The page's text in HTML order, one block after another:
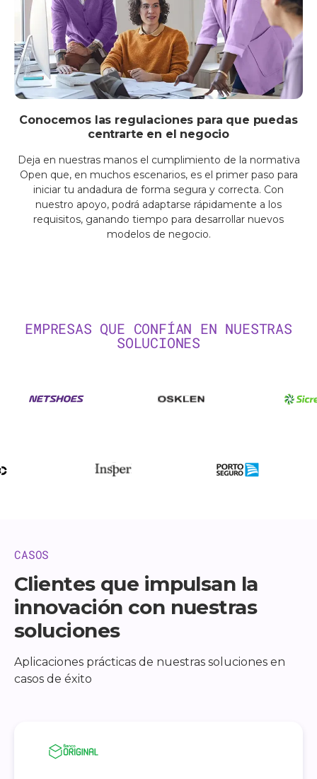
Conocemos las regulaciones para que puedas
centrarte en el negocio
Deja en nuestras manos el cumplimiento de la normativa
Open que, en muchos escenarios, es el primer paso para
iniciar tu andadura de forma segura y correcta. Con
nuestro apoyo, podrá adaptarse rápidamente a los
requisitos, ganando tiempo para desarrollar nuevos
modelos de negocio.
EMPRESAS QUE CONFÍAN EN NUESTRAS
SOLUCIONES
CASOS
Clientes que impulsan la
innovación con nuestras
soluciones
Aplicaciones prácticas de nuestras soluciones en
casos de éxito